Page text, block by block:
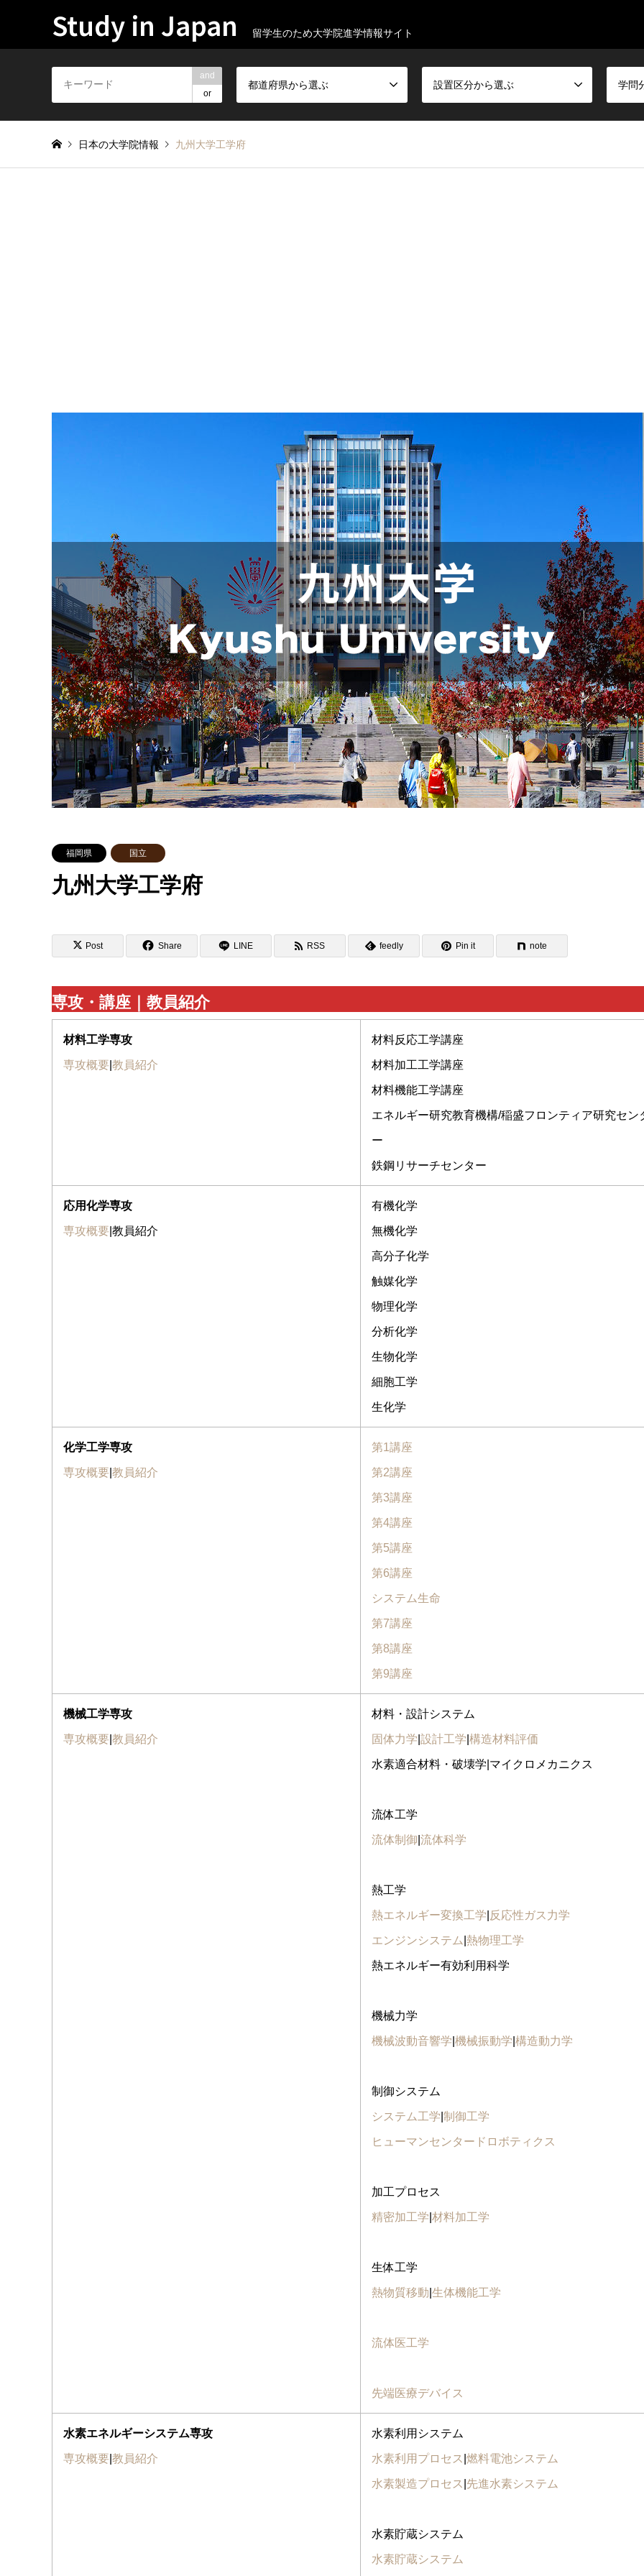
Study in Japan 留学生のため大学院進学情報サイト
and
or
都道府県から選ぶ 設置区分から選ぶ 学問
日本の大学院情報 九州大学工学府
福岡県 国立
九州大学工学府
Post Share LINE RSS feedly Pin it note
専攻・講座｜教員紹介
材料工学専攻
専攻概要 教員紹介
材料反応工学講座
材料加工工学講座
材料機能工学講座
エネルギー研究教育機構/稲盛フロンティア研究セン
ー
鉄鋼リサーチセンター
応用化学専攻
専攻概要 |教員紹介
有機化学
無機化学
高分子化学
触媒化学
物理化学
分析化学
生物化学
細胞工学
生化学
化学工学専攻
専攻概要 教員紹介
第1講座
第2講座
第3講座
第4講座
第5講座
第6講座
システム生命
第7講座
第8講座
第9講座
機械工学専攻
専攻概要 教員紹介
材料・設計システム
固体力学 設計工学 構造材料評価
水素適合材料・破壊学|マイクロメカニクス
流体工学
流体制御 流体科学
熱工学
熱エネルギー変換工学 反応性ガス力学
エンジンシステム 熱物理工学
熱エネルギー有効利用科学
機械力学
機械波動音響学 機械振動学 構造動力学
制御システム
システム工学 制御工学
ヒューマンセンタードロボティクス
加工プロセス
精密加工学 材料加工学
生体工学
熱物質移動 生体機能工学
流体医工学
先端医療デバイス
水素エネルギーシステム専攻
専攻概要 教員紹介
水素利用システム
水素利用プロセス 燃料電池システム
水素製造プロセス 先進水素システム
水素貯蔵システム
水素貯蔵システム